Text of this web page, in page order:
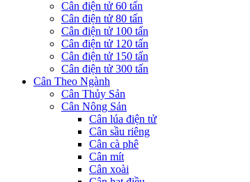
Cân điện tử 60 tấn
Cân điện tử 80 tấn
Cân điện tử 100 tấn
Cân điện tử 120 tấn
Cân điện tử 150 tấn
Cân điện tử 300 tấn
Cân Theo Ngành
Cân Thủy Sản
Cân Nông Sản
Cân lúa điện tử
Cân sầu riêng
Cân cà phê
Cân mít
Cân xoài